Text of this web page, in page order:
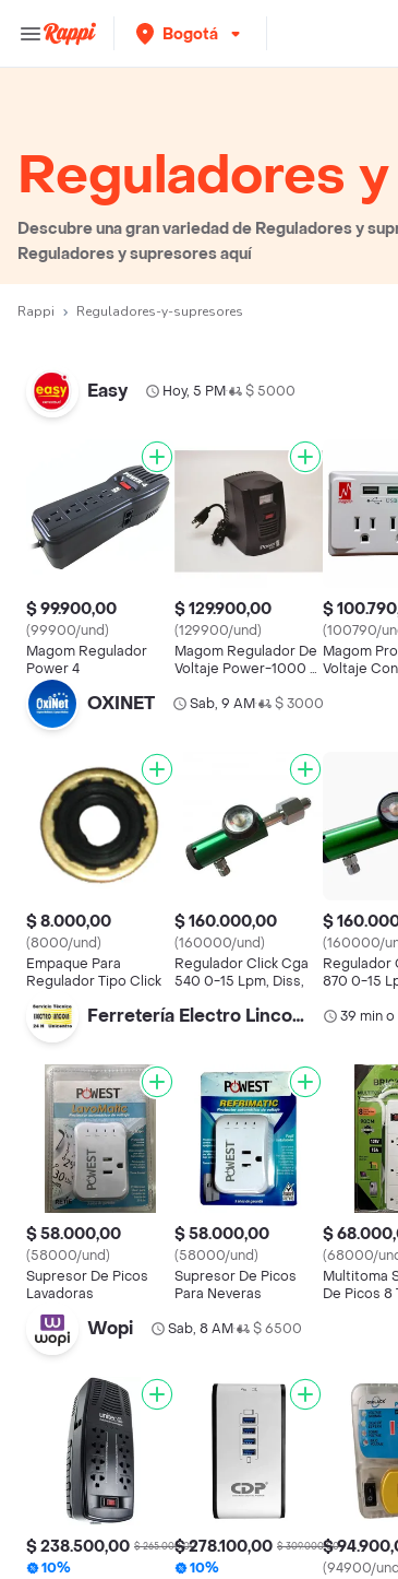
Bogotá
Reguladores
Descubre una gran variedad de Reguladores y
Reguladores y supresores aquí
Rappi Reguladores-y-supresores
Easy Hoy, 5 PM• $ 5000
$ 99.900,00
(99900/und)
Magom Regulador
Power 4
$ 129.900,00
(129900/und)
Magom Regulador De
Voltaje Power-1000 /
$
(100790/
Magom
Voltaje
OXINET Sab, 9 AM• $ 3000
$ 8.000,00
(8000/und)
Empaque Para
Regulador Tipo Click
$ 160.000,00
(160000/und)
Regulador Click Cga
540 0-15 Lpm, Diss,
$
(160000/
Regulador
870 0-15
Ferretería Electro Lincoln 39 min
$ 58.000,00
(58000/und)
Supresor De Picos
Lavadoras
$ 58.000,00
(58000/und)
Supresor De Picos
Para Neveras
$
(68000/
Multitoma
De Picos 8
Wopi Sab, 8 AM• $ 6500
$ 238.500,00 $ 265.000,00
10%
$ 278.100,00 $ 309.000,00
10%
$
(94900/